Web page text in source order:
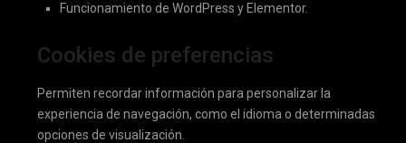
Funcionamiento de WordPress y Elementor.
Cookies de preferencias
Permiten recordar información para personalizar la
experiencia de navegación, como el idioma o determinadas
opciones de visualización.